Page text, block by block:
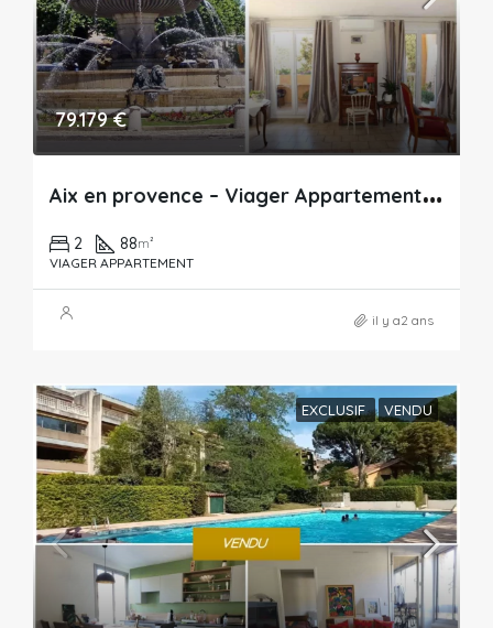
79.179 €
A
ix en provence – Viager Appartement – 88m²
2 88m²
VIAGER APPARTEMENT
il y a2 ans
EXCLUSIF VENDU